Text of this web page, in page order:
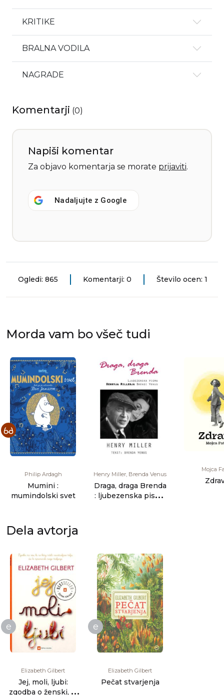
KRITIKE
BRALNA VODILA
NAGRADE
Komentarji (0)
Napiši komentar
Za objavo komentarja se morate prijaviti.
Nadaljujte z Google
Ogledi: 865 Komentarji: 0 Število ocen: 1
Morda vam bo všeč tudi
Philip Ardagh
Mumini :
mumindolski svet
Henry Miller, Brenda Venus
Draga, draga Brenda
: ljubezenska pisma
Mojca
Dela avtorja
e
Elizabeth Gilbert
Jej, moli, ljubi:
zgodba o ženski, ki
e
Elizabeth Gilbert
Pečat stvarjenja